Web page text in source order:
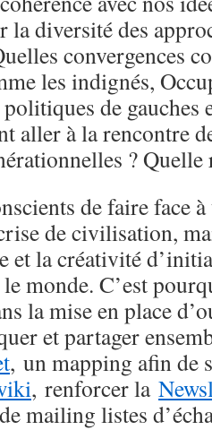
la diversité des
convergences
les indignés,
de gauches
aller à la rencontre
? Quelle
de faire face
de civilisation,
et la créativité
monde. C’est
la mise en place
et partager
, un mapping afin de
, renforcer la
mailing listes